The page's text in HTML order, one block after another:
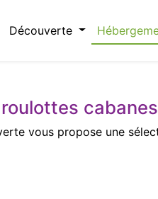
Découverte
vous propose une